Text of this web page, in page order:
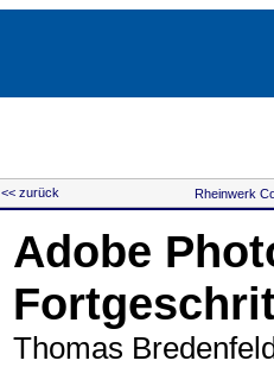
<< zurück Rheinwerk
Adobe
Thomas